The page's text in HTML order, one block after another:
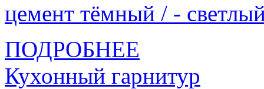
цемент тёмный / -
ПОДРОБНЕЕ
Кухонный гарнитур